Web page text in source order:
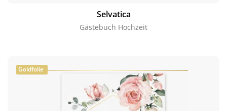
Selvatica
Gästebuch Hochzeit
Goldfolie